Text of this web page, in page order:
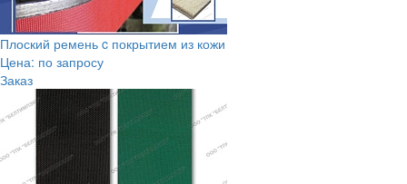
Плоский ремень c покрытием из кожи
Цена: по запросу
Заказ